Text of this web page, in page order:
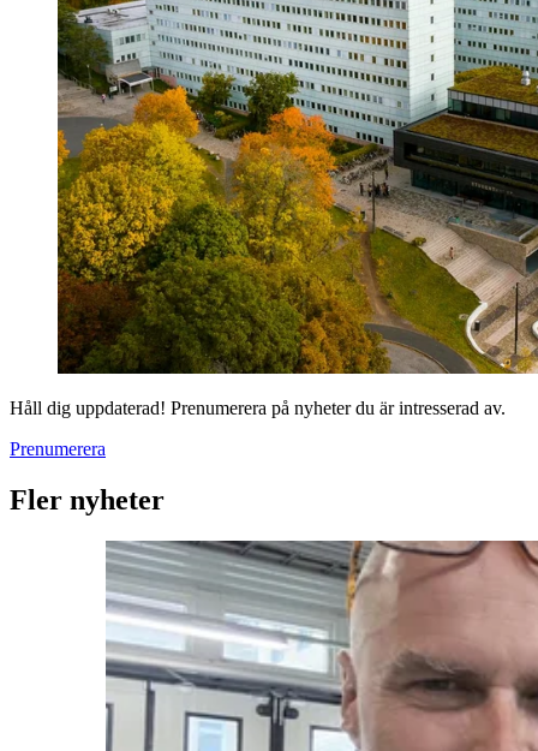
Håll dig uppdaterad! Prenumerera på nyheter du är intresserad av.
Prenumerera
Fler nyheter